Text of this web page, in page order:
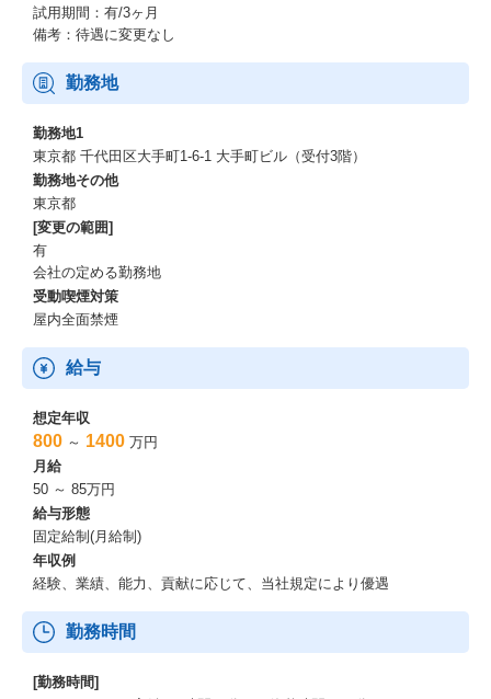
試用期間：有/3ヶ月
備考：待遇に変更なし
勤務地
勤務地1
東京都 千代田区大手町1-6-1 大手町ビル（受付3階）
勤務地その他
東京都
[変更の範囲]
有
会社の定める勤務地
受動喫煙対策
屋内全面禁煙
給与
想定年収
800 ～ 1400 万円
月給
50 ～ 85万円
給与形態
固定給制(月給制)
年収例
経験、業績、能力、貢献に応じて、当社規定により優遇
勤務時間
[勤務時間]